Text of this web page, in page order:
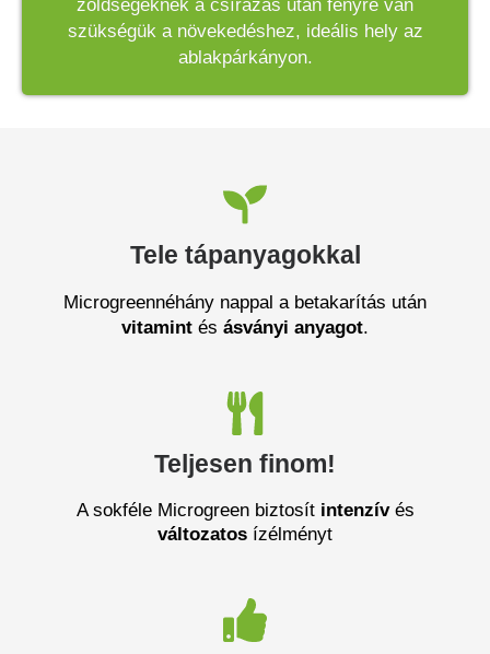
zöldségeknek a csírázás után fényre van
szükségük a növekedéshez, ideális hely az
ablakpárkányon.
Tele tápanyagokkal
Microgreennéhány nappal a betakarítás után
vitamint és ásványi anyagot.
Teljesen finom!
A sokféle Microgreen biztosít intenzívés
változatos ízélményt